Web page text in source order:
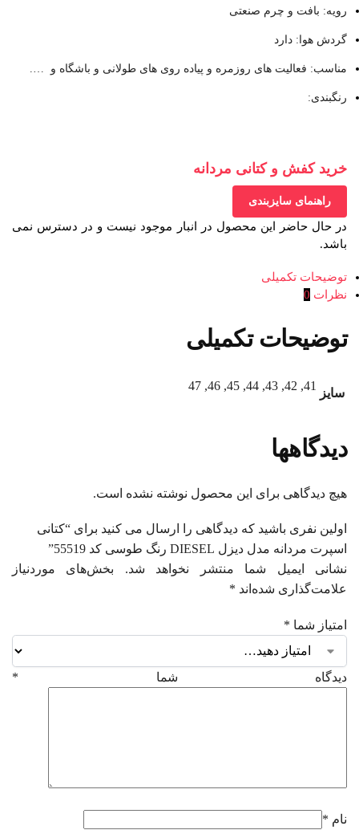
رویه: بافت و چرم صنعتی
گردش هوا: دارد
مناسب: فعالیت های روزمره و پیاده روی های طولانی و باشگاه و ….
رنگبندی:
خرید کفش و کتانی مردانه
راهنمای سایزبندی
در حال حاضر این محصول در انبار موجود نیست و در دسترس نمی
باشد.
توضیحات تکمیلی
نظرات 0
توضیحات تکمیلی
سایز
41, 42, 43, 44, 45, 46, 47
دیدگاهها
هیچ دیدگاهی برای این محصول نوشته نشده است.
اولین نفری باشید که دیدگاهی را ارسال می کنید برای “کتانی
اسپرت مردانه مدل دیزل DIESEL رنگ طوسی کد 55519”
نشانی ایمیل شما منتشر نخواهد شد.
بخش‌های موردنیاز
علامت‌گذاری شده‌اند *
امتیاز شما *
دیدگاه شما *
نام *